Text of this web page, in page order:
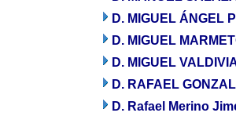
D. MIGUEL ÁNGEL
D. MIGUEL
D. MIGUEL
D. RAFAEL
D. Rafael Merino